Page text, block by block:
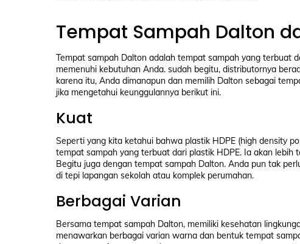
Tempat Sampah Dalton
Tempat sampah Dalton adalah tempat sampah yang terbuat
memenuhi kebutuhan Anda. sudah begitu, distributornya
karena itu, Anda dimanapun dan memilih Dalton sebagai
jika mengetahui keunggulannya berikut ini.
Kuat
Seperti yang kita ketahui bahwa plastik HDPE (high density
tempat sampah yang terbuat dari plastik HDPE. Ia akan
Begitu juga dengan tempat sampah Dalton. Anda pun tak
di tepi lapangan sekolah atau komplek perumahan.
Berbagai Varian
Bersama tempat sampah Dalton, memiliki kesehatan
menawarkan berbagai varian warna dan bentuk tempat